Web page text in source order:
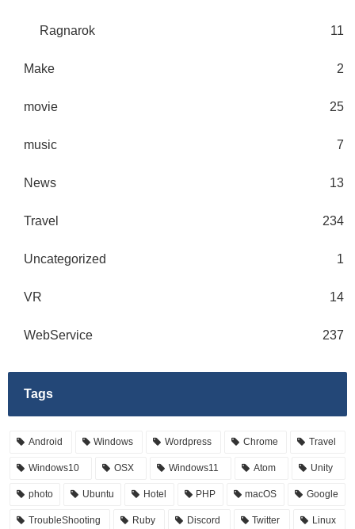
Ragnarok 11
Make 2
movie 25
music 7
News 13
Travel 234
Uncategorized 1
VR 14
WebService 237
Tags
Android Windows Wordpress Chrome Travel
Windows10 OSX Windows11 Atom Unity
photo Ubuntu Hotel PHP macOS Google
TroubleShooting Ruby Discord Twitter Linux